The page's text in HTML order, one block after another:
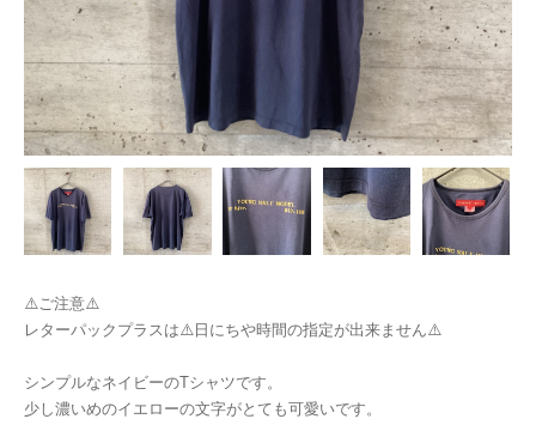
⚠️ご注意⚠️
レターパックプラスは⚠️日にちや時間の指定が出来ません⚠️
シンプルなネイビーのTシャツです。
少し濃いめのイエローの文字がとても可愛いです。